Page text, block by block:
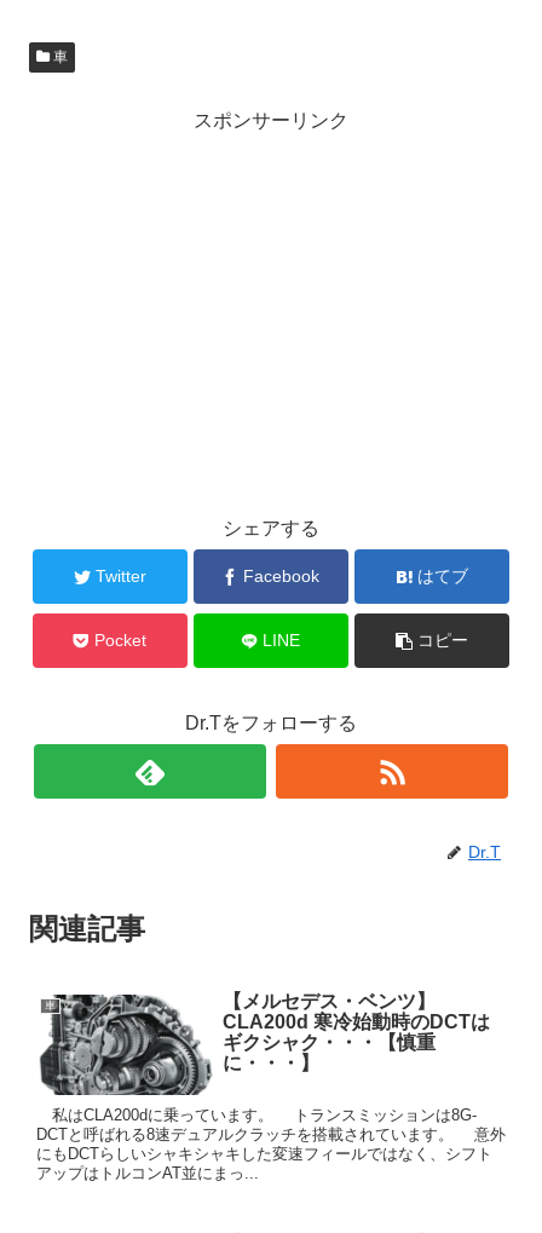
車
スポンサーリンク
シェアする
Twitter Facebook はてブ
Pocket LINE コピー
Dr.Tをフォローする
Dr.T
関連記事
車
【メルセデス・ベンツ】
CLA200d 寒冷始動時のDCTは
ギクシャク・・・【慎重
に・・・】
私はCLA200dに乗っています。 トランスミッションは8G-
DCTと呼ばれる8速デュアルクラッチを搭載されています。 意外
にもDCTらしいシャキシャキした変速フィールではなく、シフト
アップはトルコンAT並にまっ...